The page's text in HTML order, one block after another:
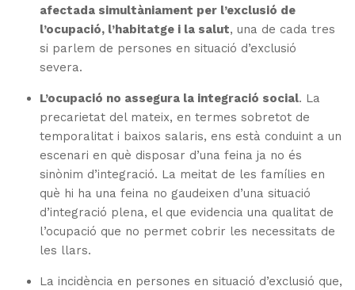
afectada simultàniament per l’exclusió de
l’ocupació, l’habitatge i la salut, una de cada tres
si parlem de persones en situació d’exclusió
severa.
L’ocupació no assegura la integració social. La
precarietat del mateix, en termes sobretot de
temporalitat i baixos salaris, ens està conduint a un
escenari en què disposar d’una feina ja no és
sinònim d’integració. La meitat de les famílies en
què hi ha una feina no gaudeixen d’una situació
d’integració plena, el que evidencia una qualitat de
l’ocupació que no permet cobrir les necessitats de
les llars.
La incidència en persones en situació d’exclusió que,